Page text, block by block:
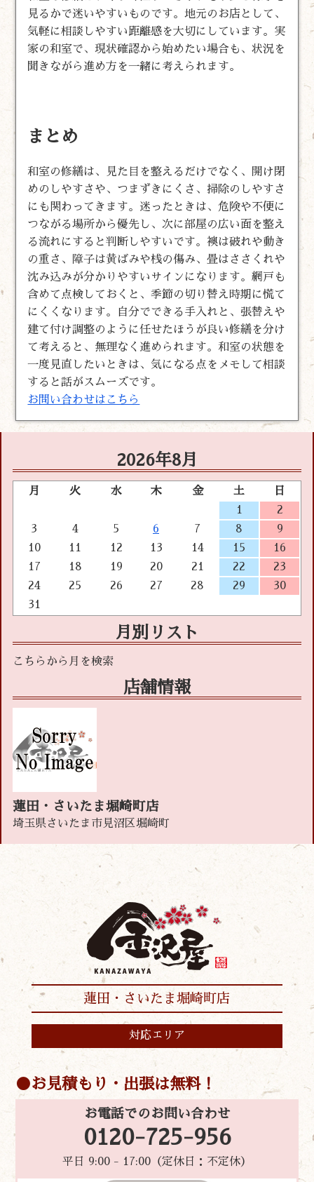
見るかで迷いやすいものです。地元のお店として、
気軽に相談しやすい距離感を大切にしています。実
家の和室で、現状確認から始めたい場合も、状況を
聞きながら進め方を一緒に考えられます。
まとめ
和室の修繕は、見た目を整えるだけでなく、開け閉
めのしやすさや、つまずきにくさ、掃除のしやすさ
にも関わってきます。迷ったときは、危険や不便に
つながる場所から優先し、次に部屋の広い面を整え
る流れにすると判断しやすいです。襖は破れや動き
の重さ、障子は黄ばみや桟の傷み、畳はささくれや
沈み込みが分かりやすいサインになります。網戸も
含めて点検しておくと、季節の切り替え時期に慌て
にくくなります。自分でできる手入れと、張替えや
建て付け調整のように任せたほうが良い修繕を分け
て考えると、無理なく進められます。和室の状態を
一度見直したいときは、気になる点をメモして相談
すると話がスムーズです。
お問い合わせはこちら
2026年8月
月 火 水 木 金 土
日
1
2
3
4 5 6 7 8
9
10
11 12 13 14 15
16
17
18 19 20 21 22
23
24
25 26 27 28 29
30
31
月別リスト
店舗情報
蓮田・さいたま堀崎町店
埼玉県さいたま市見沼区堀崎町
蓮田・さいたま堀崎町店
対応エリア
お見積もり・出張は無料！
お電話でのお問い合わせ
0120-725-956
平日 9:00 - 17:00（定休日：不定休）